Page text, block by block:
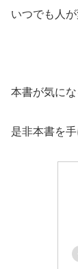
いつでも人
本書が気に
是非本書を